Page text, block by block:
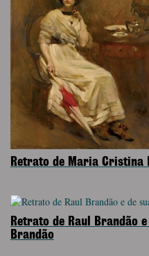
Retrato de Maria Cristina
Retrato de Raul Brandão
Brandão